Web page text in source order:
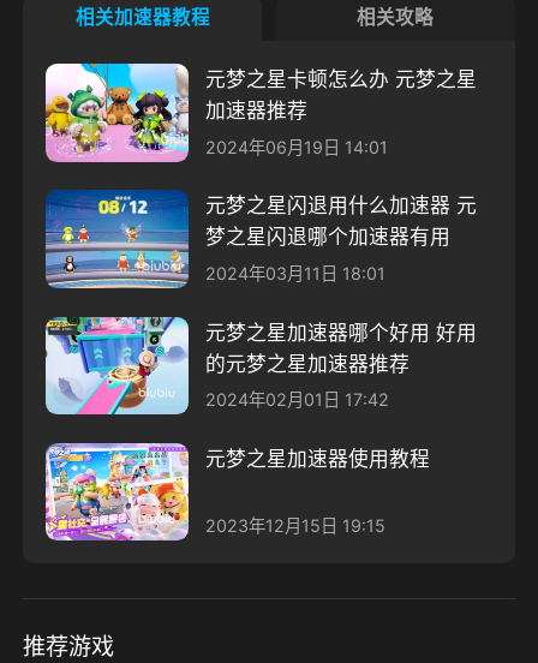
相关加速器教程 相关攻略
元梦之星卡顿怎么办 元梦之星
加速器推荐
2024年06月19日 14:01
元梦之星闪退用什么加速器 元
梦之星闪退哪个加速器有用
2024年03月11日 18:01
元梦之星加速器哪个好用 好用
的元梦之星加速器推荐
2024年02月01日 17:42
元梦之星加速器使用教程
2023年12月15日 19:15
推荐游戏